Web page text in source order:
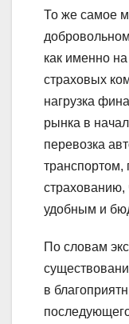
То же самое
как именно
страховых
нагрузка
рынка в
перевозка
транспортом,
страхованию,
удобным и
По словам
в